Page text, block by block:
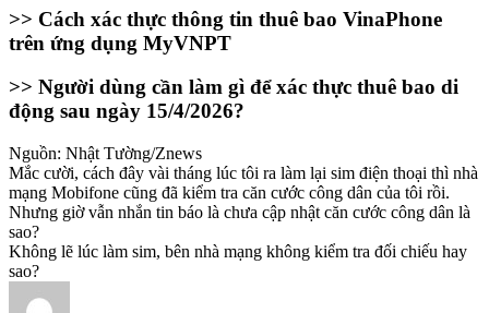
>> Cách xác thực thông tin thuê bao VinaPhone
trên ứng dụng MyVNPT​
>> Người dùng cần làm gì để xác thực thuê bao di
động sau ngày 15/4/2026?​
Nguồn: Nhật Tường/Znews​
Mắc cười, cách đây vài tháng lúc tôi ra làm lại sim điện thoại thì nhà
mạng Mobifone cũng đã kiểm tra căn cước công dân của tôi rồi.
Nhưng giờ vẫn nhắn tin báo là chưa cập nhật căn cước công dân là
sao?
Không lẽ lúc làm sim, bên nhà mạng không kiểm tra đối chiếu hay
sao?